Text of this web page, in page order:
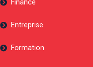
Finance
Entreprise
Formation